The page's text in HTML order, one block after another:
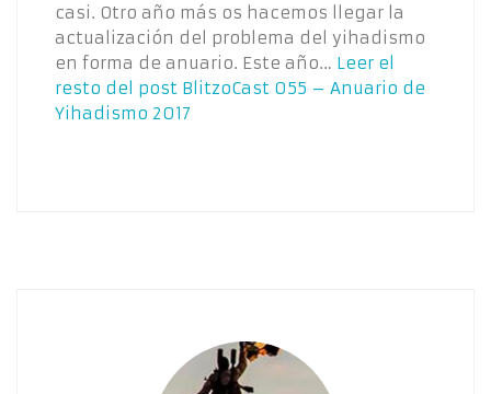
casi. Otro año más os hacemos llegar la
actualización del problema del yihadismo
en forma de anuario. Este año… Leer el
resto del post BlitzoCast 055 – Anuario de
Yihadismo 2017